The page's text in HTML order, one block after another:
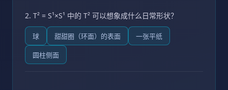
2. T² = S¹×S¹ 中的 T² 可以想象成什么日常形状？
球 甜甜圈（环面）的表面 一张平纸
圆柱侧面